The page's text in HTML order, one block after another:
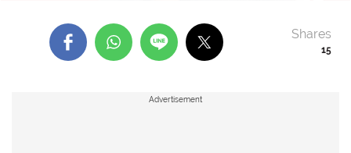
15
Shares
Advertisement